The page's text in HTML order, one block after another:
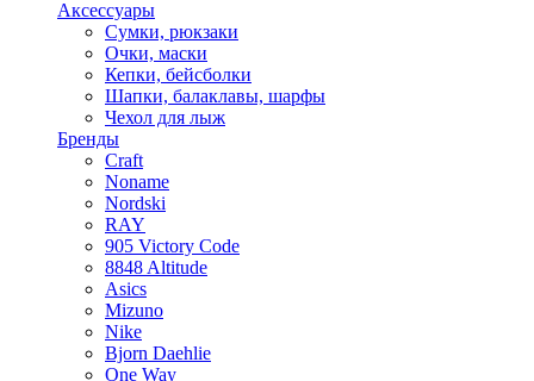
Аксессуары
Сумки, рюкзаки
Очки, маски
Кепки, бейсболки
Шапки, балаклавы, шарфы
Чехол для лыж
Бренды
Craft
Noname
Nordski
RAY
905 Victory Code
8848 Altitude
Asics
Mizuno
Nike
Bjorn Daehlie
One Way